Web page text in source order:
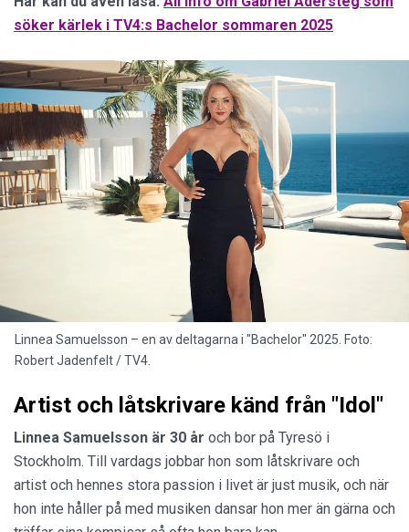
söker kärlek i TV4:s Bachelor sommaren 2025
Linnea Samuelsson – en av deltagarna i "Bachelor" 2025. Foto:
Robert Jadenfelt / TV4.
Artist och låtskrivare känd från "Idol"
Linnea Samuelsson är 30 år och bor på Tyresö i
Stockholm. Till vardags jobbar hon som låtskrivare och
artist och hennes stora passion i livet är just musik, och när
hon inte håller på med musiken dansar hon mer än gärna och